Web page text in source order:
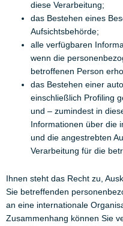
diese Verarbeitung;
das Bestehen eines
Aufsichtsbehörde;
alle verfügbaren
wenn die
betroffenen Person
das Bestehen einer
einschließlich Profiling
und – zumindest in
Informationen über die
und die angestrebten
Verarbeitung für die
Ihnen steht das Recht zu,
Sie betreffenden
an eine internationale
Zusammenhang können Sie